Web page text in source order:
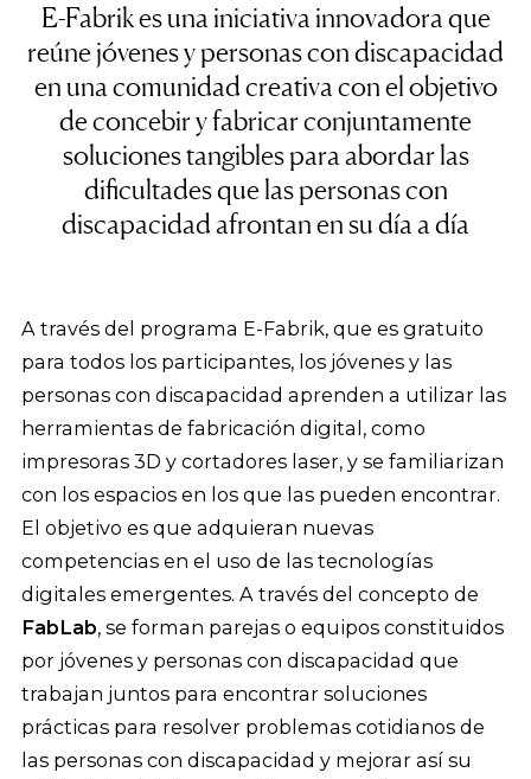
E-Fabrik es una iniciativa innovadora que
reúne jóvenes y personas con discapacidad
en una comunidad creativa con el objetivo
de concebir y fabricar conjuntamente
soluciones tangibles para abordar las
dificultades que las personas con
discapacidad afrontan en su día a día
A través del programa E-Fabrik, que es gratuito
para todos los participantes, los jóvenes y las
personas con discapacidad aprenden a utilizar las
herramientas de fabricación digital, como
impresoras 3D y cortadores laser, y se familiarizan
con los espacios en los que las pueden encontrar.
El objetivo es que adquieran nuevas
competencias en el uso de las tecnologías
digitales emergentes. A través del concepto de
FabLab, se forman parejas o equipos constituidos
por jóvenes y personas con discapacidad que
trabajan juntos para encontrar soluciones
prácticas para resolver problemas cotidianos de
las personas con discapacidad y mejorar así su